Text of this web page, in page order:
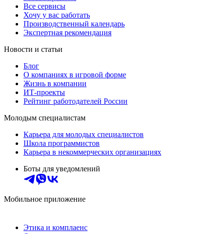
Все сервисы
Хочу у вас работать
Производственный календарь
Экспертная рекомендация
Новости и статьи
Блог
О компаниях в игровой форме
Жизнь в компании
ИТ-проекты
Рейтинг работодателей России
Молодым специалистам
Карьера для молодых специалистов
Школа программистов
Карьера в некоммерческих организациях
Боты для уведомлений
Мобильное приложение
Этика и комплаенс